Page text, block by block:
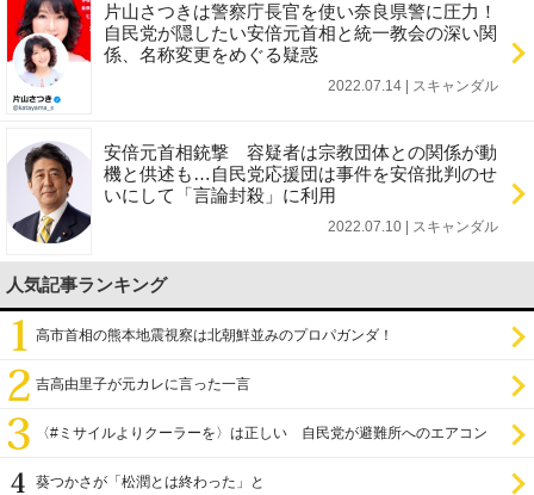
片山さつきは警察庁長官を使い奈良県警に圧力！
自民党が隠したい安倍元首相と統一教会の深い関
係、名称変更をめぐる疑惑
2022.07.14 | スキャンダル
安倍元首相銃撃 容疑者は宗教団体との関係が動
機と供述も…自民党応援団は事件を安倍批判のせ
いにして「言論封殺」に利用
2022.07.10 | スキャンダル
人気記事ランキング
高市首相の熊本地震視察は北朝鮮並みのプロパガンダ！
吉高由里子が元カレに言った一言
〈#ミサイルよりクーラーを〉は正しい 自民党が避難所へのエアコン
葵つかさが「松潤とは終わった」と